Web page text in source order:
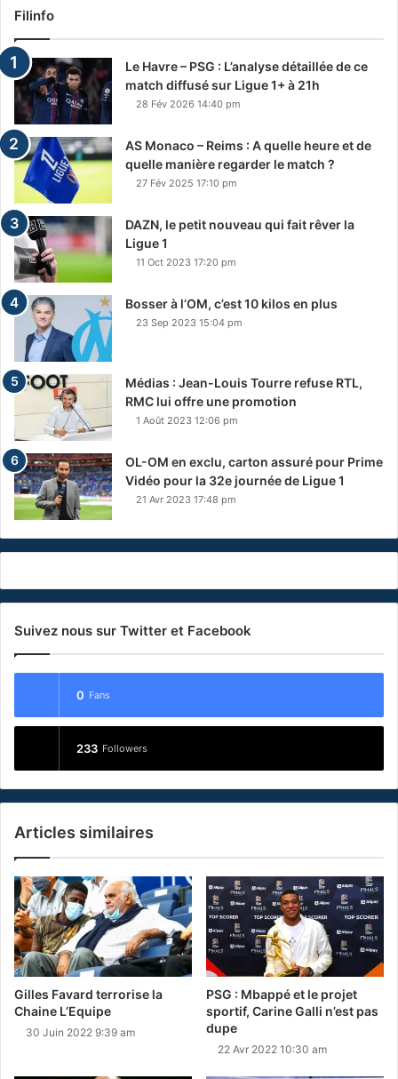
Filinfo
Le Havre – PSG : L’analyse détaillée de ce
match diffusé sur Ligue 1+ à 21h
28 Fév 2026 14:40 pm
AS Monaco – Reims : A quelle heure et de
quelle manière regarder le match ?
27 Fév 2025 17:10 pm
DAZN, le petit nouveau qui fait rêver la
Ligue 1
11 Oct 2023 17:20 pm
Bosser à l’OM, c’est 10 kilos en plus
23 Sep 2023 15:04 pm
Médias : Jean-Louis Tourre refuse RTL,
RMC lui offre une promotion
1 Août 2023 12:06 pm
OL-OM en exclu, carton assuré pour Prime
Vidéo pour la 32e journée de Ligue 1
21 Avr 2023 17:48 pm
Suivez nous sur Twitter et Facebook
0 Fans
233 Followers
Articles similaires
Gilles Favard terrorise la
Chaine L’Equipe
30 Juin 2022 9:39 am
PSG : Mbappé et le projet
sportif, Carine Galli n’est pas
dupe
22 Avr 2022 10:30 am